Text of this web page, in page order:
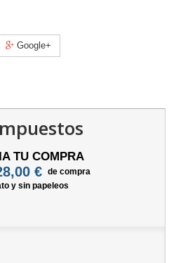
Google+
TU COMPRA
€ de compra
y sin papeleos